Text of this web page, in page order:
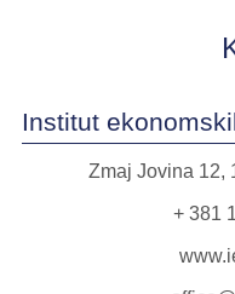
Institut
Zmaj Jovina 12,
+ 381